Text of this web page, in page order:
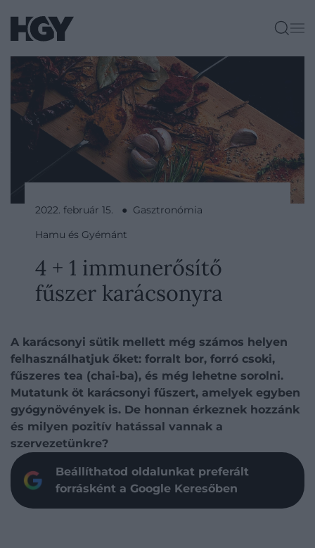
2022. február 15. ● Gasztronómia
Hamu és Gyémánt
4 + 1 immunerősítő
fűszer karácsonyra
A karácsonyi sütik mellett még számos helyen
felhasználhatjuk őket: forralt bor, forró csoki,
fűszeres tea (chai-ba), és még lehetne sorolni.
Mutatunk öt karácsonyi fűszert, amelyek egyben
gyógynövények is. De honnan érkeznek hozzánk
és milyen pozitív hatással vannak a
szervezetünkre?
Beállíthatod oldalunkat preferált
forrásként a Google Keresőben